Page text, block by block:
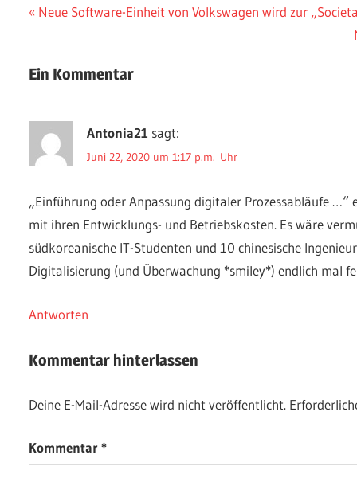
Beitragsnavigation
Vorheriger
Neue Software-Einheit von Volkswagen wird zur
Ein Kommentar
Antonia21 sagt:
Juni 22, 2020 um 1:17 p.m. Uhr
„Einführung oder Anpassung digitaler Prozessabläufe
mit ihren Entwicklungs- und Betriebskosten. Es wäre
südkoreanische IT-Studenten und 10 chinesische
Digitalisierung (und Überwachung *smiley*) endlich mal
Antworten
Kommentar hinterlassen
Deine E-Mail-Adresse wird nicht veröffentlicht.
Kommentar*